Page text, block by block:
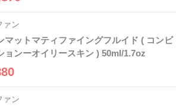
ァン
マットマティファイングフルイド ( コンビ
ョンーオイリースキン ) 50ml/1.7oz
ァン